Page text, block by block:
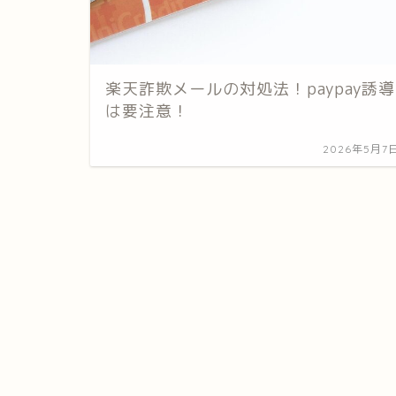
楽天詐欺メールの対処法！paypay誘導
は要注意！
2026年5月7